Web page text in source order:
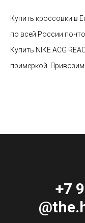
Купить кроссовки в
по всей России
Купить NIKE ACG
примеркой. Привозим
+7